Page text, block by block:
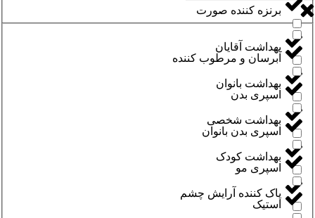
برنزه کننده صورت
بهداشت آقایان
بهداشت بانوان
بهداشت شخصی
بهداشت کودک
پاک کننده آرایش چشم
آبرسان و مرطوب کننده
اسپری بدن
اسپری بدن بانوان
اسپری مو
استیک